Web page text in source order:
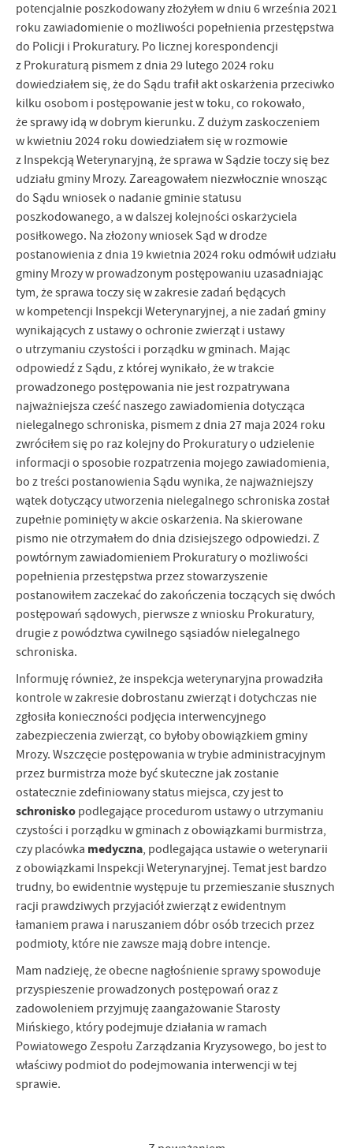
potencjalnie poszkodowany złożyłem w dniu 6 września 2021
roku zawiadomienie o możliwości popełnienia przestępstwa
do Policji i Prokuratury. Po licznej korespondencji
z Prokuraturą pismem z dnia 29 lutego 2024 roku
dowiedziałem się, że do Sądu trafił akt oskarżenia przeciwko
kilku osobom i postępowanie jest w toku, co rokowało,
że sprawy idą w dobrym kierunku. Z dużym zaskoczeniem
w kwietniu 2024 roku dowiedziałem się w rozmowie
z Inspekcją Weterynaryjną, że sprawa w Sądzie toczy się bez
udziału gminy Mrozy. Zareagowałem niezwłocznie wnosząc
do Sądu wniosek o nadanie gminie statusu
poszkodowanego, a w dalszej kolejności oskarżyciela
posiłkowego. Na złożony wniosek Sąd w drodze
postanowienia z dnia 19 kwietnia 2024 roku odmówił udziału
gminy Mrozy w prowadzonym postępowaniu uzasadniając
tym, że sprawa toczy się w zakresie zadań będących
w kompetencji Inspekcji Weterynaryjnej, a nie zadań gminy
wynikających z ustawy o ochronie zwierząt i ustawy
o utrzymaniu czystości i porządku w gminach. Mając
odpowiedź z Sądu, z której wynikało, że w trakcie
prowadzonego postępowania nie jest rozpatrywana
najważniejsza cześć naszego zawiadomienia dotycząca
nielegalnego schroniska, pismem z dnia 27 maja 2024 roku
zwróciłem się po raz kolejny do Prokuratury o udzielenie
informacji o sposobie rozpatrzenia mojego zawiadomienia,
bo z treści postanowienia Sądu wynika, że najważniejszy
wątek dotyczący utworzenia nielegalnego schroniska został
zupełnie pominięty w akcie oskarżenia. Na skierowane
pismo nie otrzymałem do dnia dzisiejszego odpowiedzi. Z
powtórnym zawiadomieniem Prokuratury o możliwości
popełnienia przestępstwa przez stowarzyszenie
postanowiłem zaczekać do zakończenia toczących się dwóch
postępowań sądowych, pierwsze z wniosku Prokuratury,
drugie z powództwa cywilnego sąsiadów nielegalnego
schroniska.
Informuję również, że inspekcja weterynaryjna prowadziła
kontrole w zakresie dobrostanu zwierząt i dotychczas nie
zgłosiła konieczności podjęcia interwencyjnego
zabezpieczenia zwierząt, co byłoby obowiązkiem gminy
Mrozy. Wszczęcie postępowania w trybie administracyjnym
przez burmistrza może być skuteczne jak zostanie
ostatecznie zdefiniowany status miejsca, czy jest to
schronisko podlegające procedurom ustawy o utrzymaniu
czystości i porządku w gminach z obowiązkami burmistrza,
czy placówka medyczna, podlegająca ustawie o weterynarii
z obowiązkami Inspekcji Weterynaryjnej. Temat jest bardzo
trudny, bo ewidentnie występuje tu przemieszanie słusznych
racji prawdziwych przyjaciół zwierząt z ewidentnym
łamaniem prawa i naruszaniem dóbr osób trzecich przez
podmioty, które nie zawsze mają dobre intencje.
Mam nadzieję, że obecne nagłośnienie sprawy spowoduje
przyspieszenie prowadzonych postępowań oraz z
zadowoleniem przyjmuję zaangażowanie Starosty
Mińskiego, który podejmuje działania w ramach
Powiatowego Zespołu Zarządzania Kryzysowego, bo jest to
właściwy podmiot do podejmowania interwencji w tej
sprawie.